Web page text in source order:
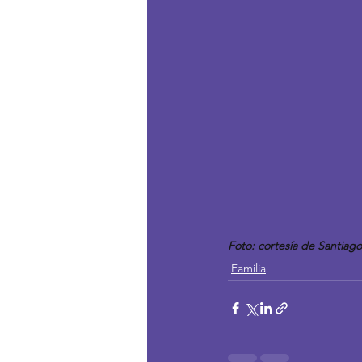
Foto: cortesía de
Familia